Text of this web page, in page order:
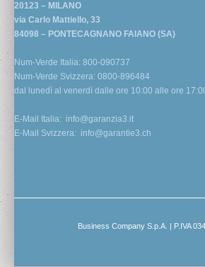
20123 – MILANO
via Carlo Mattiello, 33
84098 – PONTECAGNANO FAIANO (SA)
Num-Verde Italia: 800-090737
Num-Verde Svizzera: 0800-896484
dal lunedì al venerdì dalle ore 10:00 alle ore
E-Mail Italia: info@garanzia3.it
E-Mail Svizzera: info@garantie3.ch
Business Company S.p.A. | P.IVA